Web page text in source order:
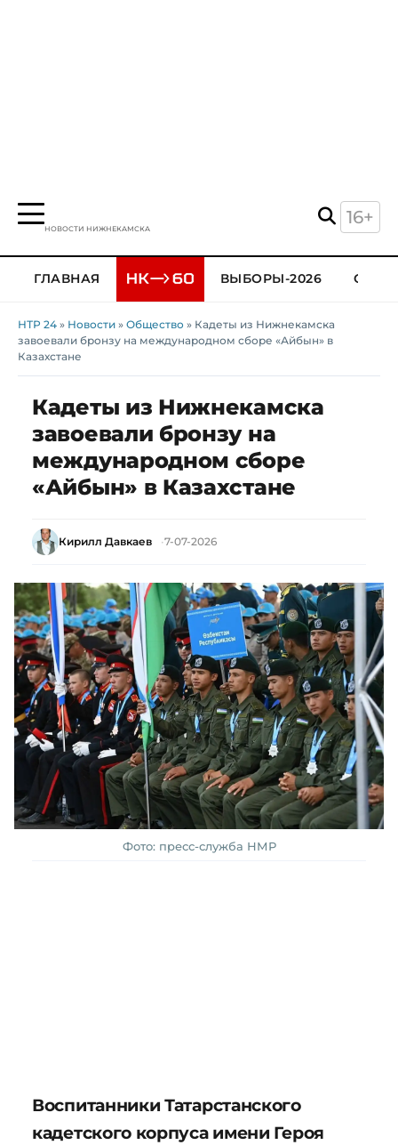
НОВОСТИ НИЖНЕКАМСКА
16+
ГЛАВНАЯ ВЫБОРЫ-2026
НТР 24 » Новости » Общество » Кадеты из Нижнекамска
завоевали бронзу на международном сборе «Айбын» в
Казахстане
Кадеты из Нижнекамска
завоевали бронзу на
международном сборе
«Айбын» в Казахстане
Кирилл Давкаев 7-07-2026
Фото: пресс-служба НМР
Воспитанники Татарстанского
кадетского корпуса имени Героя